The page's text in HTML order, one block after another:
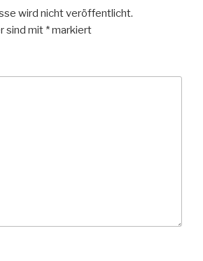
wird nicht veröffentlicht.
sind mit *markiert